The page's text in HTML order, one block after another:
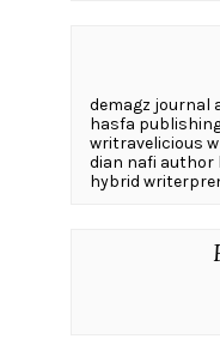
demagz journal
hasfa
writravelicious
dian nafi author
hybrid